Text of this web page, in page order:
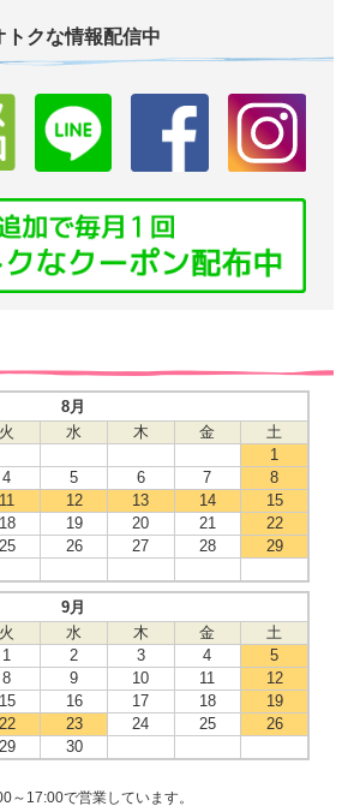
クな情報配信中
8月
火 水 木 金
土
1
4 5 6 7
8
11 12 13 14
15
18 19 20 21
22
25 26 27 28
29
9月
火 水 木 金
土
1
2 3 4
5
8 9 10 11
12
15 16 17 18
19
22 23 24 25
26
29 30
～17:00で営業しています。